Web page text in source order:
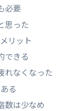
必要
思った
リット
できる
れなくなった
る
数は少なめ